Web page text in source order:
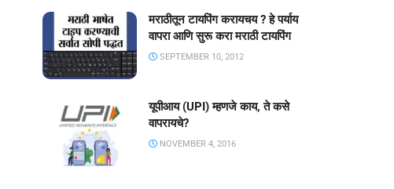
मराठीतून टायपिंग करायचय ? हे पर्याय
वापरा आणि सुरू करा मराठी टायपिंग
SEPTEMBER 10, 2012
यूपीआय (UPI) म्हणजे काय, ते कसे
वापरायचे?
NOVEMBER 4, 2016